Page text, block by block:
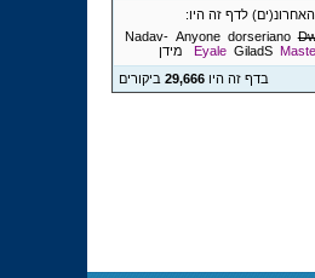
Anyone dorseriano
Eyale GiladS
מידן
בדף זה היו29,666 ביקורים